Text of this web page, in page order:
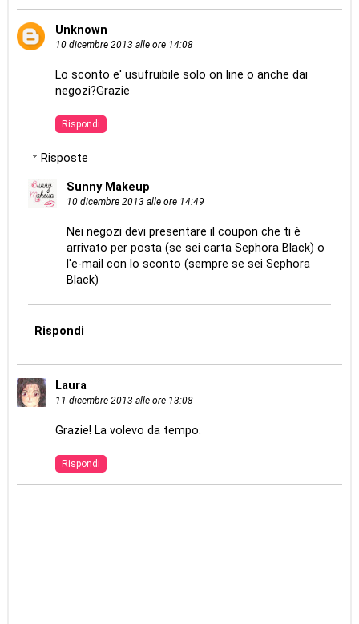
Unknown
10 dicembre 2013 alle ore 14:08
Lo sconto e' usufruibile solo on line o anche dai
negozi?Grazie
Rispondi
Risposte
Sunny Makeup
10 dicembre 2013 alle ore 14:49
Nei negozi devi presentare il coupon che ti è
arrivato per posta (se sei carta Sephora Black) o
l'e-mail con lo sconto (sempre se sei Sephora
Black)
Rispondi
Laura
11 dicembre 2013 alle ore 13:08
Grazie! La volevo da tempo.
Rispondi